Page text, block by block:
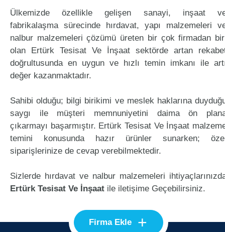
Ülkemizde özellikle gelişen sanayi, inşaat
fabrikalaşma sürecinde hırdavat, yapı malzemeleri
nalbur malzemeleri çözümü üreten bir çok firmadan
olan Ertürk Tesisat Ve İnşaat sektörde artan
doğrultusunda en uygun ve hızlı temin imkanı ile
değer kazanmaktadır.
Sahibi olduğu; bilgi birikimi ve meslek haklarına
saygı ile müşteri memnuniyetini daima ön
çıkarmayı başarmıştır. Ertürk Tesisat Ve İnşaat
temini konusunda hazır ürünler sunarken;
siparişlerinize de cevap verebilmektedir.
Sizlerde hırdavat ve nalbur malzemeleri
Ertürk Tesisat Ve İnşaat ile iletişime Geçebilirsiniz.
Firma Ekle +